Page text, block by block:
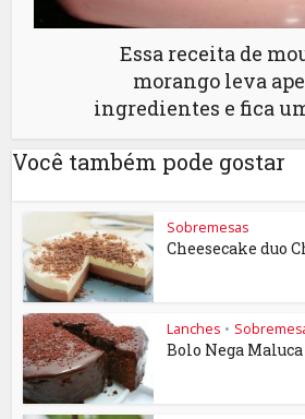
Essa receita de
morango leva
ingredientes e fica
Você também pode gostar
Sobremesas
Cheesecake duo
Lanches •
Bolo Nega Maluca